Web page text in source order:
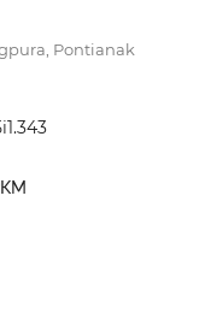
Pontianak